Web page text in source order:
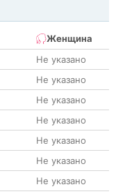
Женщина
Не указано
Не указано
Не указано
Не указано
Не указано
Не указано
Не указано